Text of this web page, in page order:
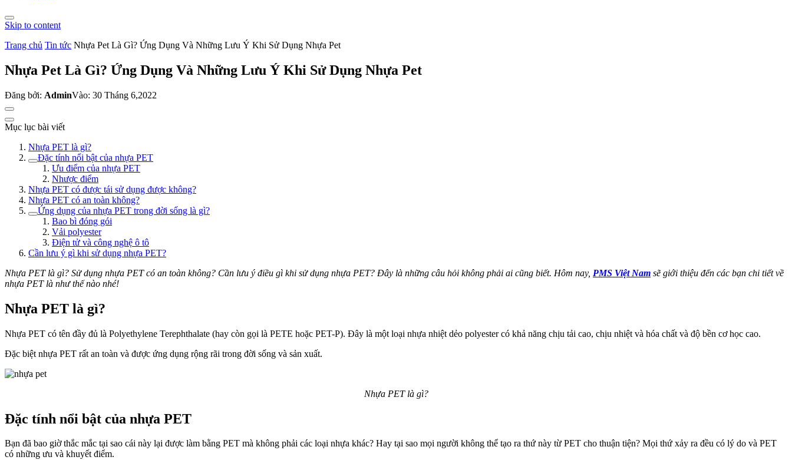
Skip to content
Trang chủ Tin tức Nhựa Pet Là Gì? Ứng Dụng Và Những Lưu Ý Khi Sử Dụng Nhựa Pet
Nhựa Pet Là Gì? Ứng Dụng Và Những Lưu Ý Khi Sử Dụng Nhựa Pet
Đăng bởi: AdminVào: 30 Tháng 6,2022
Mục lục bài viết
Nhựa PET là gì?
Đặc tính nổi bật của nhựa PET
Ưu điểm của nhựa PET
Nhược điểm
Nhựa PET có được tái sử dụng được không?
Nhựa PET có an toàn không?
Ứng dụng của nhựa PET trong đời sống là gì?
Bao bì đóng gói
Vải polyester
Điện tử và công nghệ ô tô
Cần lưu ý gì khi sử dụng nhựa PET?
Nhựa PET là gì? Sử dụng nhựa PET có an toàn không? Cần lưu ý điều gì khi sử dụng nhựa PET? Đây là những câu hỏi không phải ai cũng biết. Hôm nay, PMS Việt Nam sẽ giới thiệu đến các bạn chi tiết về
nhựa PET là như thế nào nhé!
Nhựa PET là gì?
Nhựa PET có tên đầy đủ là Polyethylene Terephthalate (hay còn gọi là PETE hoặc PET-P). Đây là một loại nhựa nhiệt dẻo polyester có khả năng chịu tải cao, chịu nhiệt và hóa chất và độ bền cơ học cao.
Đặc biệt nhựa PET rất an toàn và được ứng dụng rộng rãi trong đời sống và sản xuất.
Nhựa PET là gì?
Đặc tính nổi bật của nhựa PET
Bạn đã bao giờ thắc mắc tại sao cái này lại được làm bằng PET mà không phải các loại nhựa khác? Hay tại sao mọi người không thể tạo ra thứ này từ PET cho thuận tiện? Mọi thứ xảy ra đều có lý do và PET
có những ưu và khuyết điểm.